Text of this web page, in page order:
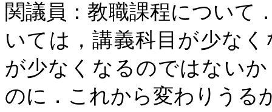
関議員：教職課程について
いては，講義科目が少な
が少なくなるのではない
のに．これから変わりうる